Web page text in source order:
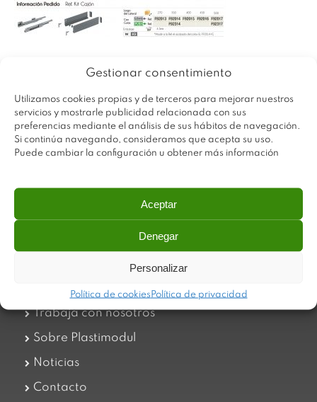
Gestionar consentimiento
Utilizamos cookies propias y de terceros para mejorar nuestros
servicios y mostrarle publicidad relacionada con sus
preferencias mediante el análisis de sus hábitos de navegación.
Si continúa navegando, consideramos que acepta su uso.
Puede cambiar la configuración u obtener más información
Aceptar
Denegar
Personalizar
Política de cookies Política de privacidad
Plastimodul tiene como objetivo ofrecer productos
en medios tecnológicos que permiten aportar soluciones
dinámicas y operativas. Utilizamos materiales de primera
Trabaja con nosotros
Sobre Plastimodul
Noticias
Contacto